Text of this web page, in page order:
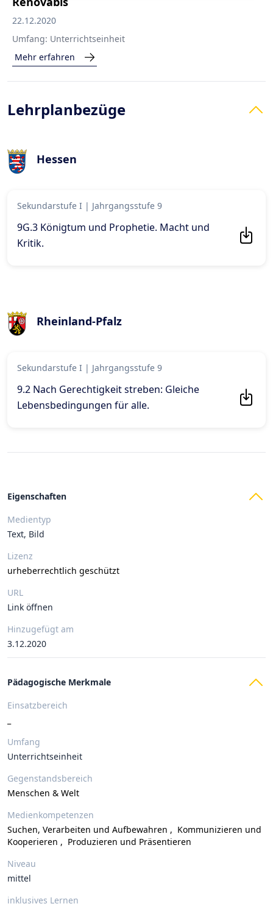
22.12.2020
Umfang: Unterrichtseinheit
Mehr erfahren
Lehrplanbezüge
Hessen
Sekundarstufe I | Jahrgangsstufe 9
9G.3 Königtum und Prophetie. Macht und
Kritik.
Rheinland-Pfalz
Sekundarstufe I | Jahrgangsstufe 9
9.2 Nach Gerechtigkeit streben: Gleiche
Lebensbedingungen für alle.
Eigenschaften
Medientyp
Text, Bild
Lizenz
urheberrechtlich geschützt
URL
Link öffnen
Hinzugefügt am
3.12.2020
Pädagogische Merkmale
Einsatzbereich
Umfang
Unterrichtseinheit
Gegenstandsbereich
Menschen & Welt
Medienkompetenzen
Suchen, Verarbeiten und Aufbewahren , Kommunizieren und
Kooperieren , Produzieren und Präsentieren
Niveau
mittel
inklusives Lernen